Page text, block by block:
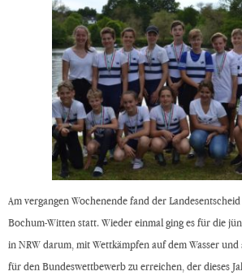
Am vergangen Wochenende fand der
Bochum-Witten statt. Wieder einmal ging es für die
in NRW darum, mit Wettkämpfen auf dem Wasser
für den Bundeswettbewerb zu erreichen, der dieses